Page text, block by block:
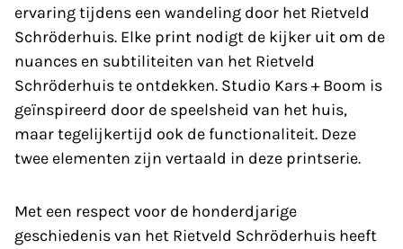
ervaring tijdens een wandeling door het Rietveld
Schröderhuis. Elke print nodigt de kijker uit om de
nuances en subtiliteiten van het Rietveld
Schröderhuis te ontdekken. Studio Kars + Boom is
geïnspireerd door de speelsheid van het huis,
maar tegelijkertijd ook de functionaliteit. Deze
twee elementen zijn vertaald in deze printserie.
Met een respect voor de honderdjarige
geschiedenis van het Rietveld Schröderhuis heeft